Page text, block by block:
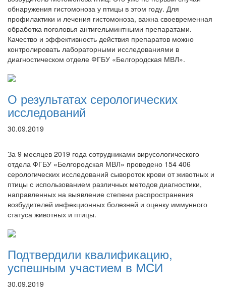
обнаружения гистомоноза у птицы в этом году. Для
профилактики и лечения гистомоноза, важна своевременная
обработка поголовья антигельминтными препаратами.
Качество и эффективность действия препаратов можно
контролировать лабораторными исследованиями в
диагностическом отделе ФГБУ «Белгородская МВЛ».
О результатах серологических
исследований
30.09.2019
За 9 месяцев 2019 года сотрудниками вирусологического
отдела ФГБУ «Белгородская МВЛ» проведено 154 406
серологических исследований сывороток крови от животных и
птицы с использованием различных методов диагностики,
направленных на выявление степени распространения
возбудителей инфекционных болезней и оценку иммунного
статуса животных и птицы.
Подтвердили квалификацию,
успешным участием в МСИ
30.09.2019